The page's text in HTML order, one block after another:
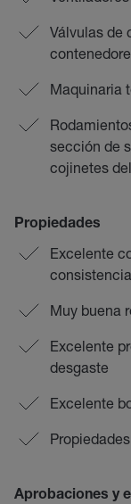
Válvulas de
Maquinaria
sección de
cojinetes
Propiedades
Excelente
Muy buena
Excelente
desgaste
Excelente
Aprobaciones y